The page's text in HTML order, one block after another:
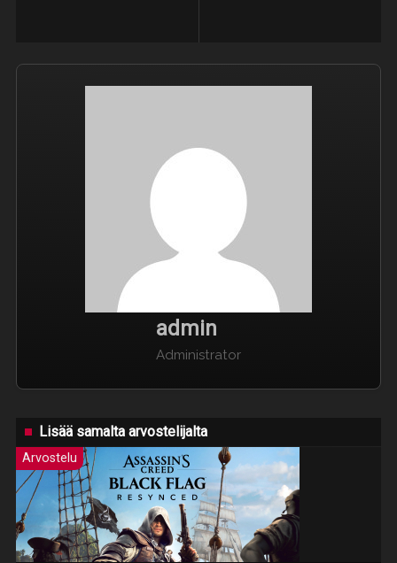
admin
Administrator
Lisää samalta arvostelijalta
Arvostelu